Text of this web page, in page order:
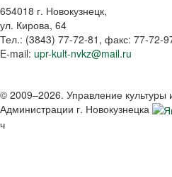
654018 г. Новокузнецк,
ул. Кирова, 64
Тел.: (3843) 77-72-81 , факс: 77-72-
E-mail: upr-kult-nvkz@mail.ru
© 2009–2026. Управление культуры
Администрации г. Новокузнецка
ч